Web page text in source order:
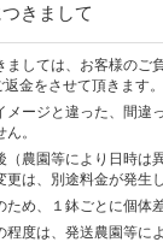
きまして
ましては、お客様のご
金をさせて頂きます。
メージと違った、間違
。
（農園等により日時は
は、別途料金が発生し
め、１鉢ごとに個体
程度は、発送農園等に